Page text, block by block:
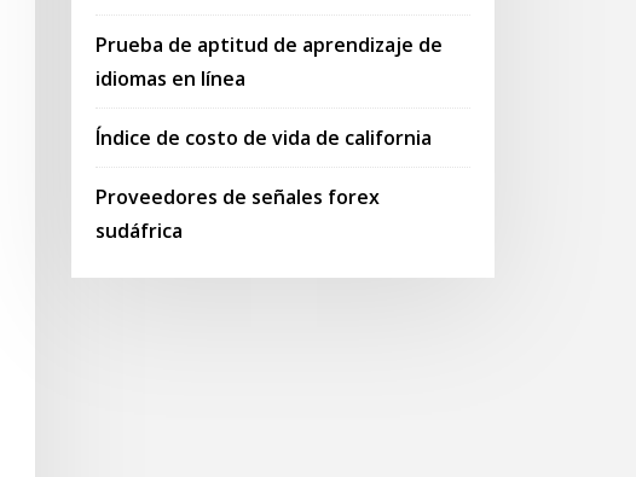
Prueba de aptitud de aprendizaje de
idiomas en línea
Índice de costo de vida de california
Proveedores de señales forex
sudáfrica